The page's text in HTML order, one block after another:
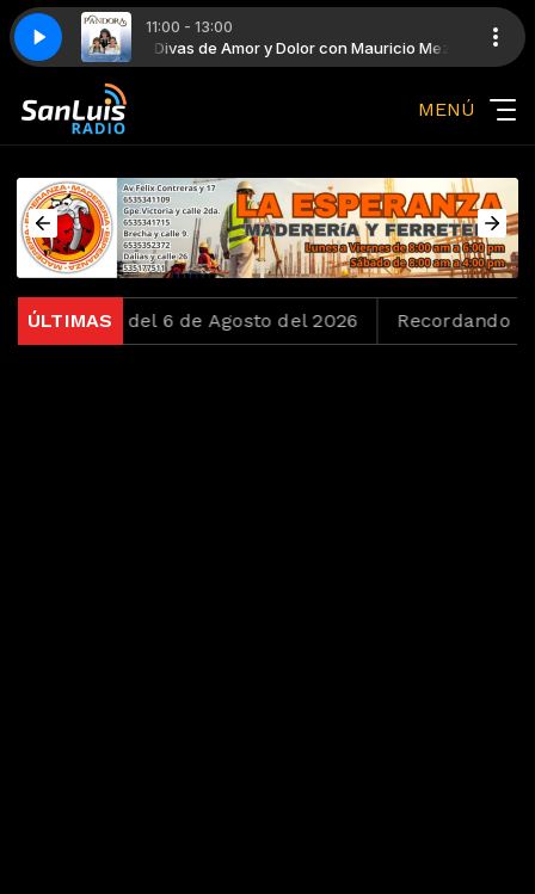
11:00 - 13:00
Mauricio Meza Divas de Amor y Dolor con Mauricio Meza
Pandora - Solo él y yo
MENÚ
ÚLTIMAS
Loko del 6 de Agosto del 2026 Recordando los